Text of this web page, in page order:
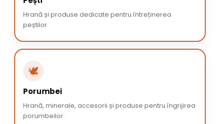
Hrană și produse dedicate pentru întreținerea
peștilor.
🕊️
Porumbei
Hrană, minerale, accesorii și produse pentru îngrijirea
porumbeilor.